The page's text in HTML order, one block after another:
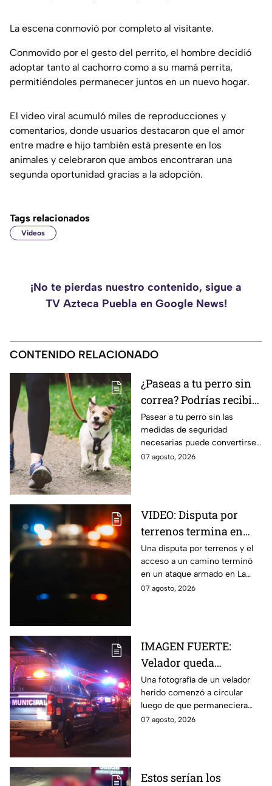
La escena conmovió por completo al visitante.
Conmovido por el gesto del perrito, el hombre decidió
adoptar tanto al cachorro como a su mamá perrita,
permitiéndoles permanecer juntos en un nuevo hogar.
El video viral acumuló miles de reproducciones y
comentarios, donde usuarios destacaron que el amor
entre madre e hijo también está presente en los
animales y celebraron que ambos encontraran una
segunda oportunidad gracias a la adopción.
Tags relacionados
Videos
¡No te pierdas nuestro contenido, sigue a
TV Azteca Puebla en Google News!
CONTENIDO RELACIONADO
¿Paseas a tu perro sin
correa? Podrías recibir
una fuerte MULTA
Pasear a tu perro sin las
medidas de seguridad
necesarias puede convertirse
en una infracción en la CDMX,
07 agosto, 2026
VIDEO: Disputa por
terrenos termina en
ataque armado en
Chihuahua; padre
muere y su hijo queda
herido
Una disputa por terrenos y el
acceso a un camino terminó
en un ataque armado en La
Regina, Chihuahua, donde un
07 agosto, 2026
IMAGEN FUERTE:
Velador queda
gravemente herido tras
ataque con arma
blanca en
Aguascalientes
Una fotografía de un velador
herido comenzó a circular
luego de que permaneciera
varias horas hospitalizado tras
07 agosto, 2026
Estos serían los